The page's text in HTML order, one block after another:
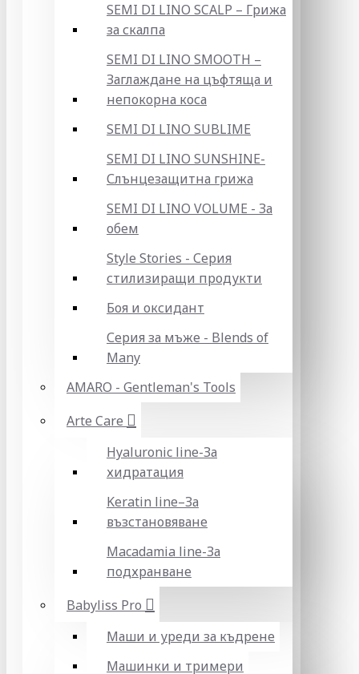
SEMI DI LINO SCALP – Грижа
за скалпа
SEMI DI LINO SMOOTH –
Заглаждане на цъфтяща и
непокорна коса
SEMI DI LINO SUBLIME
SEMI DI LINO SUNSHINE-
Слънцезащитна грижа
SEMI DI LINO VOLUME - За
обем
Style Stories - Серия
стилизиращи продукти
Боя и оксидант
Серия за мъже - Blends of
Many
AMARO - Gentleman's Tools
Arte Care
Hyaluronic line-За
хидратация
Keratin line–За
възстановяване
Macadamia line-За
подхранване
Babyliss Pro
Маши и уреди за къдрене
Машинки и тримери